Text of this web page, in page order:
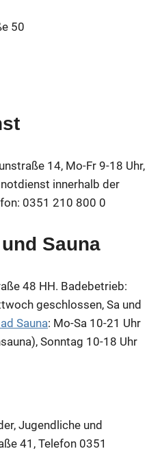
50
14, Mo-Fr 9-18 Uhr,
innerhalb der
0351 210 800 0
Sauna
48 HH. Badebetrieb:
geschlossen, Sa und
Sauna: Mo-Sa 10-21 Uhr
Sonntag 10-18 Uhr
Jugendliche und
41, Telefon 0351